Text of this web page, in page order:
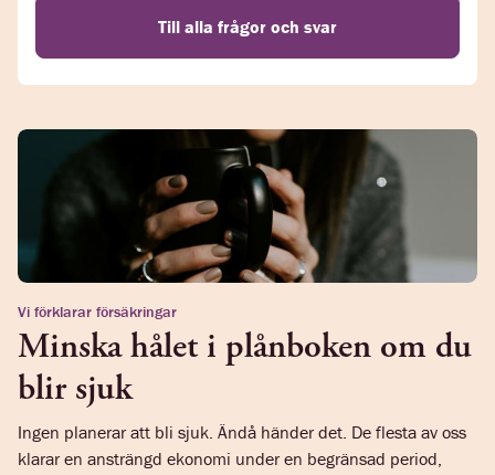
Till alla frågor och svar
Vi förklarar försäkringar
Minska hålet i plånboken om du
blir sjuk
Ingen planerar att bli sjuk. Ändå händer det. De flesta av oss
klarar en ansträngd ekonomi under en begränsad period,